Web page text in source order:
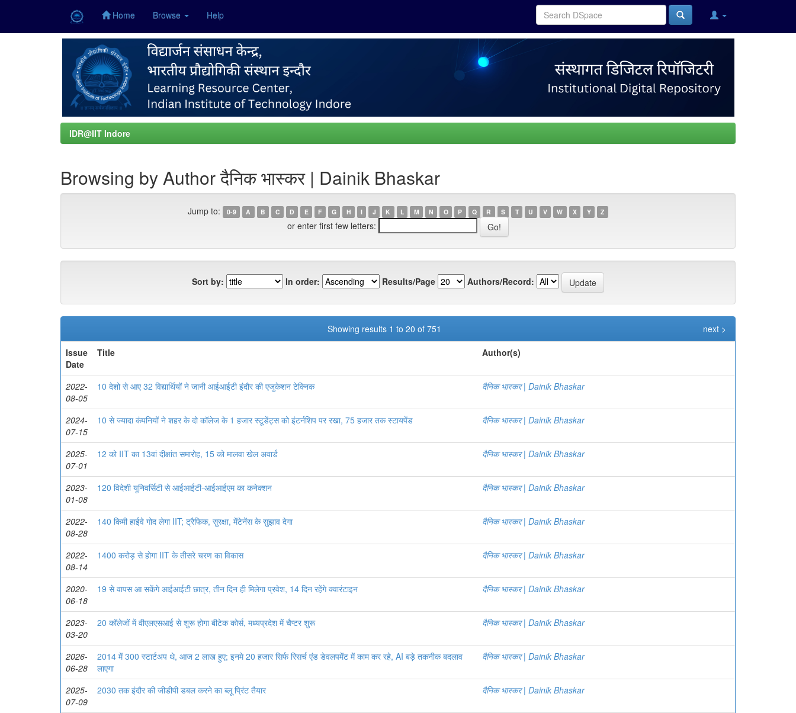
Home Browse Help
IDR@IIT Indore
Browsing by Author दैनिक भास्कर | Dainik Bhaskar
Jump to: 0-9 A B C D E F G H I J K L M N O P Q R S T U V W X Y Z
or enter first few letters:
Sort by: In order: Results/Page Authors/Record:
Showing results 1 to 20 of 751
next >
Issue
Date
Title Author(s)
2022-
08-05
10 देशो से आए 32 विद्यार्थियों ने जानी आईआईटी इंदौर की एजुकेशन टेक्निक दैनिक भास्कर | Dainik Bhaskar
2024-
07-15
10 से ज्यादा कंपनियों ने शहर के दो कॉलेज के 1 हजार स्टूडेंट्स को इंटर्नशिप पर रखा, 75 हजार तक स्टायपेंड दैनिक भास्कर | Dainik Bhaskar
2025-
07-01
12 को IIT का 13वां दीक्षांत समारोह, 15 को मालवा खेल अवार्ड दैनिक भास्कर | Dainik Bhaskar
2023-
01-08
120 विदेशी यूनिवर्सिटी से आईआईटी-आईआईएम का कनेक्शन दैनिक भास्कर | Dainik Bhaskar
2022-
08-28
140 किमी हाईवे गोद लेगा IIT; ट्रैफिक, सुरक्षा, मेंटेनेंस के सुझाव देगा दैनिक भास्कर | Dainik Bhaskar
2022-
08-14
1400 करोड़ से होगा IIT के तीसरे चरण का विकास दैनिक भास्कर | Dainik Bhaskar
2020-
06-18
19 से वापस आ सकेंगे आईआईटी छात्र, तीन दिन ही मिलेगा प्रवेश, 14 दिन रहेंगे क्वारंटाइन दैनिक भास्कर | Dainik Bhaskar
2023-
03-20
20 कॉलेजों में वीएलएसआई से शुरू होगा बीटेक कोर्स, मध्यप्रदेश में चैप्टर शुरू दैनिक भास्कर | Dainik Bhaskar
2026-
06-28
2014 में 300 स्टार्टअप थे, आज 2 लाख हुए; इनमे 20 हजार सिर्फ रिसर्च एंड डेवलपमेंट में काम कर रहे, AI बड़े तकनीक बदलाव
लाएगा
दैनिक भास्कर | Dainik Bhaskar
2025-
07-09
2030 तक इंदौर की जीडीपी डबल करने का ब्लू प्रिंट तैयार दैनिक भास्कर | Dainik Bhaskar